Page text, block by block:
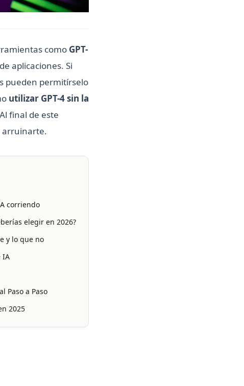
como GPT-
aplicaciones. Si
pueden permitírselo
utilizar GPT-4 sin la
final de este
arruinarte.
corriendo
elegir en 2026?
y lo que no
IA
Paso a Paso
2025